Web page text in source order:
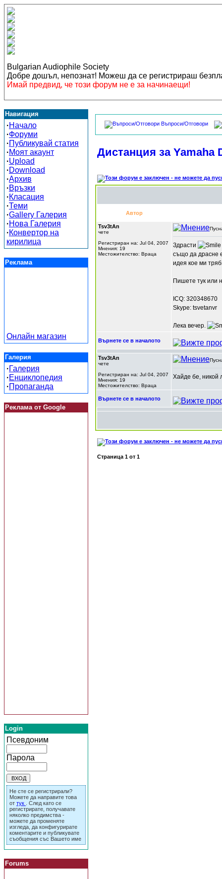
Bulgarian Audiophile Society
Добре дошъл, непознат! Можеш да се регистрираш
Имай предвид, че този форум не е за начинаещи!
Навигация
·Начало
·Форуми
·Публикувай статия
·Моят акаунт
·Upload
·Download
·Архив
·Връзки
·Класация
·Теми
·Gallery Галерия
·Нова Галерия
·Конвертор на
кирилица
Реклама
Онлайн магазин
Галерия
·Галерия
·Енциклопедия
·Пропаганда
Реклама от Google
Login
Псевдоним
Парола
Не сте се регистрирали?
Можете да направите това
от тук
. След като се
регистрирате, получавате
няколко предимства -
можете да променяте
изгледа, да конфигурирате
коментарите и публикувате
съобщения със Вашето име
Forums
Въпроси/Отговори
Дистанция за Yamaha
Автор
Tsv3tAn
чете
Регистриран на: Jul 04, 2007
Мнения: 19
Местожителство: Враца
Здрасти
също да драсне
идея кое ми
Пишете тук или
ICQ: 320348670
Skype: tsvetanvr
Лека вечер.
Върнете се в началото
Tsv3tAn
чете
Регистриран на: Jul 04, 2007
Мнения: 19
Местожителство: Враца
Хайде бе, никой
Върнете се в началото
Страница 1 от 1